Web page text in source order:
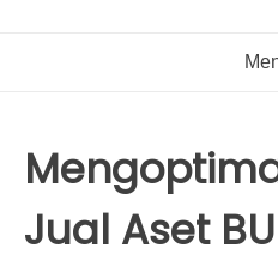
Jual Aset